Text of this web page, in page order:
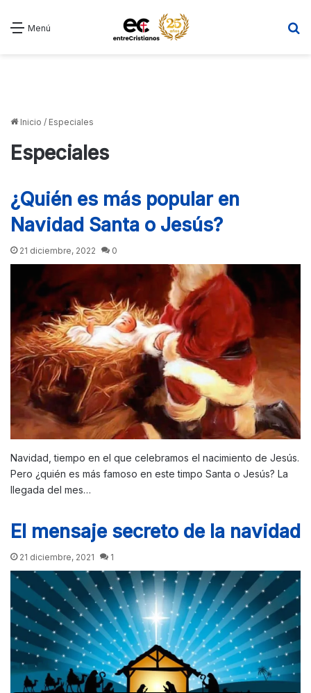
Menú
Inicio / Especiales
Especiales
¿Quién es más popular en
Navidad Santa o Jesús?
21 diciembre, 2022 0
Navidad, tiempo en el que celebramos el nacimiento de Jesús.
Pero ¿quién es más famoso en este timpo Santa o Jesús? La
llegada del mes…
El mensaje secreto de la navidad
21 diciembre, 2021 1